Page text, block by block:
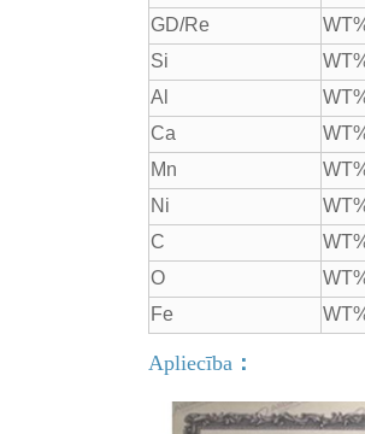
GD/Re
Si
Al
Ca
Mn
Ni
C
O
Fe
Apliecība ：